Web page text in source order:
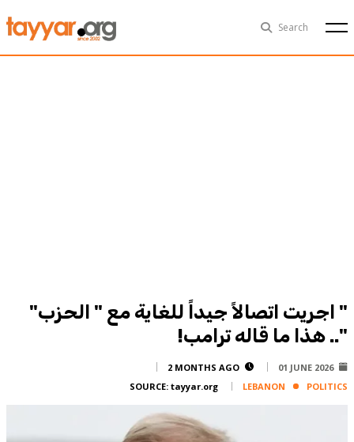
Search
Fri, Aug 7th 29°C
" اجريت اتصالاً جيداً للغاية مع " الحزب"
".. هذا ما قاله ترامب!
01 JUNE 2026
2 MONTHS AGO
LEBANON
POLITICS
SOURCE: tayyar.org